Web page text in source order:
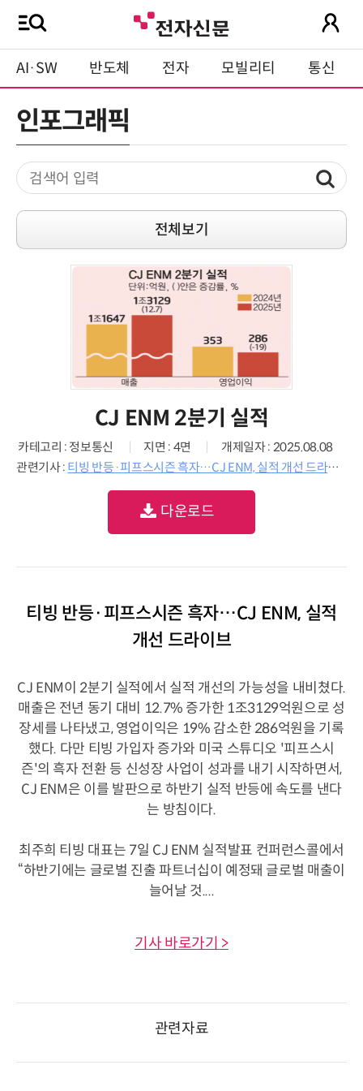
AI·SW 반도체 전자 모빌리티 통신
인포그래픽
전체보기
CJ ENM 2분기 실적
카테고리 : 정보통신 지면 : 4면
개제일자 : 2025.08.08
관련기사 : 티빙 반등·피프스시즌 흑자…CJ ENM, 실적 개선 드라이브
다운로드
티빙 반등·피프스시즌 흑자…CJ ENM, 실적
개선 드라이브
CJ ENM이 2분기 실적에서 실적 개선의 가능성을 내비쳤다.
매출은 전년 동기 대비 12.7% 증가한 1조3129억원으로 성
장세를 나타냈고, 영업이익은 19% 감소한 286억원을 기록
했다. 다만 티빙 가입자 증가와 미국 스튜디오 '피프스시
즌'의 흑자 전환 등 신성장 사업이 성과를 내기 시작하면서,
CJ ENM은 이를 발판으로 하반기 실적 반등에 속도를 낸다
는 방침이다.
최주희 티빙 대표는 7일 CJ ENM 실적발표 컨퍼런스콜에서
“하반기에는 글로벌 진출 파트너십이 예정돼 글로벌 매출이
늘어날 것....
기사 바로가기 >
관련자료